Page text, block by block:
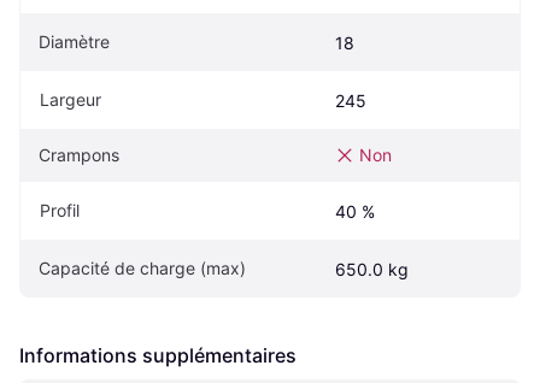
Diamètre 18
Largeur 245
Crampons Non
Profil 40 %
Capacité de charge (max) 650.0 kg
Informations supplémentaires